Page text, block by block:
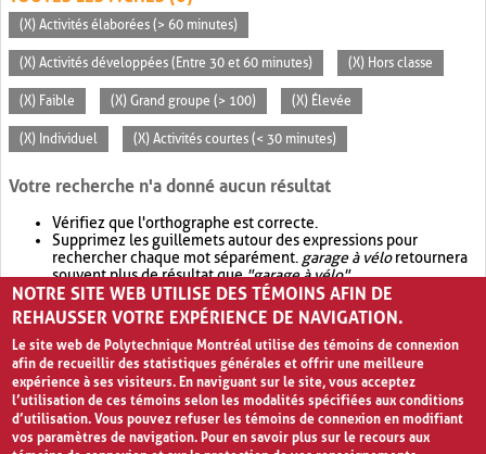
(X) Activités élaborées (> 60 minutes)
(X) Activités développées (Entre 30 et 60 minutes) (X) Hors classe
(X) Faible (X) Grand groupe (> 100) (X) Élevée
(X) Individuel (X) Activités courtes (< 30 minutes)
Votre recherche n'a donné aucun résultat
Vérifiez que l'orthographe est correcte.
Supprimez les guillemets autour des expressions pour
rechercher chaque mot séparément. garage à véloretournera
souvent plus de résultat que"garage à vélo".
Envisagez d'élargir votre recherche avec OR.garage OR vélo
retournera souvent plus de résultat quegarage à vélo
NOTRE SITE WEB UTILISE DES TÉMOINS AFIN DE
REHAUSSER VOTRE EXPÉRIENCE DE NAVIGATION.
Le site web de Polytechnique Montréal utilise des témoins de connexion
afin de recueillir des statistiques générales et offrir une meilleure
expérience à ses visiteurs. En naviguant sur le site, vous acceptez
l’utilisation de ces témoins selon les modalités spécifiées aux conditions
d’utilisation. Vous pouvez refuser les témoins de connexion en modifiant
vos paramètres de navigation. Pour en savoir plus sur le recours aux